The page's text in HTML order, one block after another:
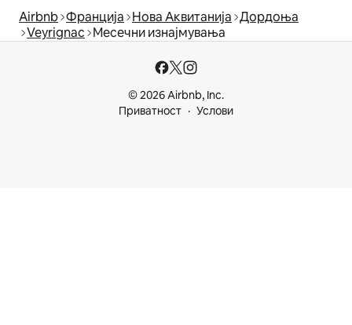
Airbnb Франција Нова Аквитанија Дордоња
Veyrignac Месечни изнајмувања
© 2026 Airbnb, Inc.
Приватност
Услови